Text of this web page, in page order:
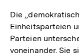
Die
Einheitsparteien
Parteien
voneinander. Sie